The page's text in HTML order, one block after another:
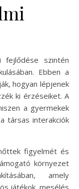
fejlődése szintén
Ebben a
hogyan lépjenek
ki érzéseiket. A
a gyermekek
társas interakciók
figyelmét és
környezet
amely
játékok, mesélés